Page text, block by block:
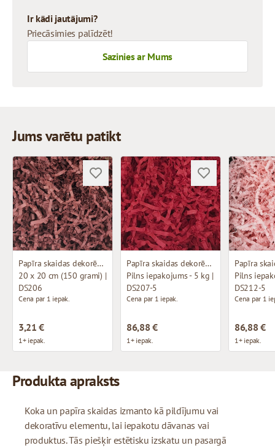
Ir kādi jautājumi?
Priecāsimies palīdzēt!
Sazinies ar Mums
Jums varētu patikt
Papīra skaidas dekorēšanai
20 x 20 cm (150 grami) |
DS206
Cena par 1 iepak.
3,21 €
1+ iepak.
Papīra skaidas dekorēšanai
Pilns iepakojums - 5 kg |
DS207-5
Cena par 1 iepak.
86,88 €
1+ iepak.
Pilns
DS212-5
Cena par 1
86,88 €
1+ iepak.
Produkta apraksts
Koka un papīra skaidas izmanto kā pildījumu vai
dekoratīvu elementu, lai iepakotu dāvanas vai
produktus. Tās piešķir estētisku izskatu un pasargā